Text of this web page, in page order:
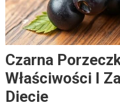
Czarna
Właściwości I
Diecie